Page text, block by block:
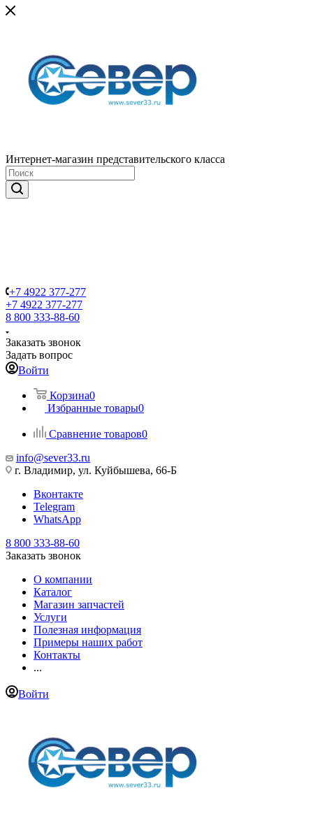
Интернет-магазин представительского класса
+7 4922 377-277
+7 4922 377-277
8 800 333-88-60
Заказать звонок
Задать вопрос
Войти
Корзина0
Избранные товары0
Сравнение товаров0
info@sever33.ru
г. Владимир, ул. Куйбышева, 66-Б
Вконтакте
Telegram
WhatsApp
8 800 333-88-60
Заказать звонок
О компании
Каталог
Магазин запчастей
Услуги
Полезная информация
Примеры наших работ
Контакты
...
Войти